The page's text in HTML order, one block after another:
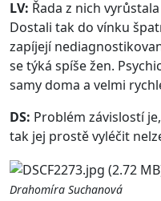
LV: Řada z nich
Dostali tak do vínku
zapíjejí
se týká spíše žen.
samy doma a velmi
DS: Problém závislostí
tak jej prostě vyléčit
Drahomíra Suchanová